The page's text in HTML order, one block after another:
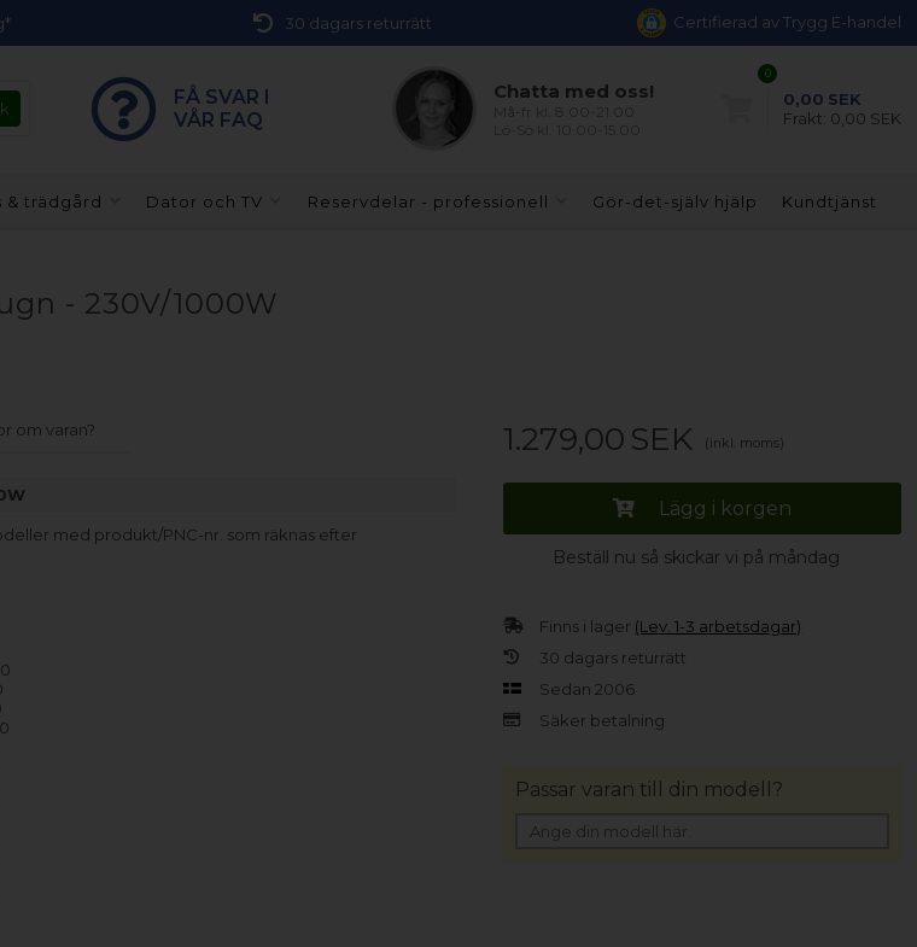
30 dagars returrätt Certifierad av Trygg E-handel
FÅ SVAR I
VÅR FAQ
Chatta med oss!
0
0,00 SEK
Frakt: 0,00 SEK
& trädgård Dator och TV Reservdelar - professionell Gör-det-själv hjälp Kundtjänst
- 230V/1000W
om varan?
med produkt/PNC-nr. som räknas efter
1.279,00 SEK (inkl. moms)
Lägg i korgen
Beställ nu så skickar vi på måndag
Finns i lager (Lev. 1-3 arbetsdagar)
30 dagars returrätt
Sedan 2006
Säker betalning
Passar varan till din modell?